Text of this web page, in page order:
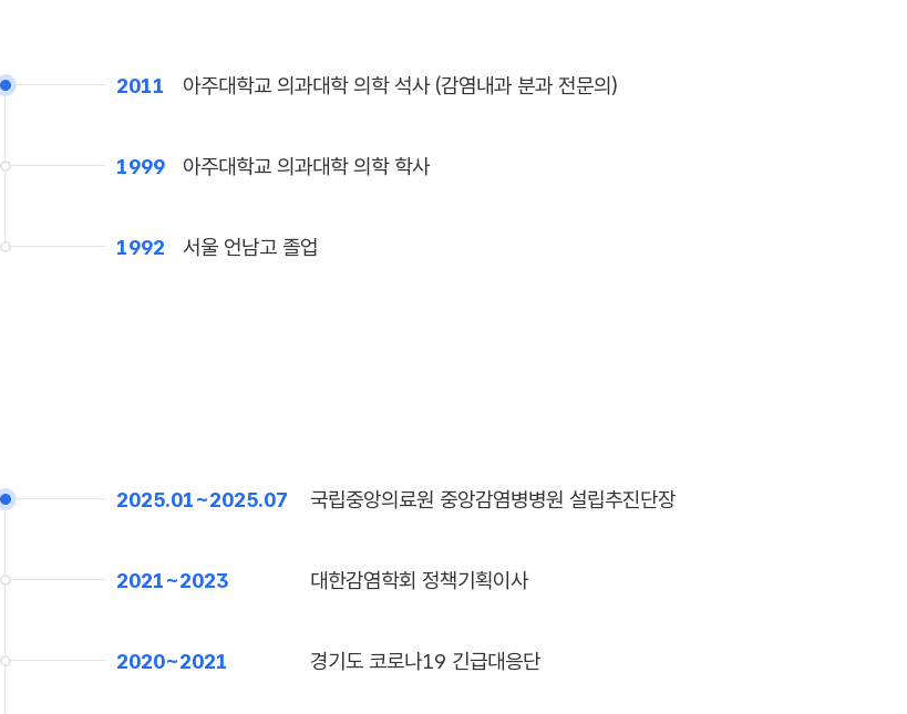
2011 아주대학교 의과대학 의학 석사 (감염내과 분과 전문의)
1999 아주대학교 의과대학 의학 학사
1992 서울 언남고 졸업
2025.01~2025.07 국립중앙의료원 중앙감염병병원 설립추진단장
2021~2023 대한감염학회 정책기획이사
2020~2021 경기도 코로나19 긴급대응단